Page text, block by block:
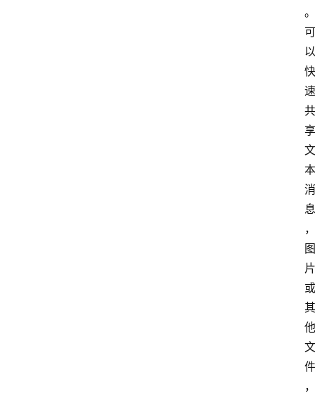
。
可
以
快
速
共
享
文
本
消
息
，
图
片
或
其
他
文
件
，